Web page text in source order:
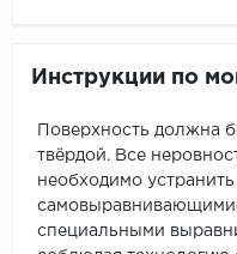
Инструкции по
Поверхность должна
твёрдой. Все
необходимо
специальными